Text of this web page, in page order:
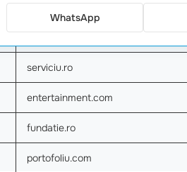
expert.ro
serviciu.ro
entertainment.com
fundatie.ro
portofoliu.com
WhatsApp